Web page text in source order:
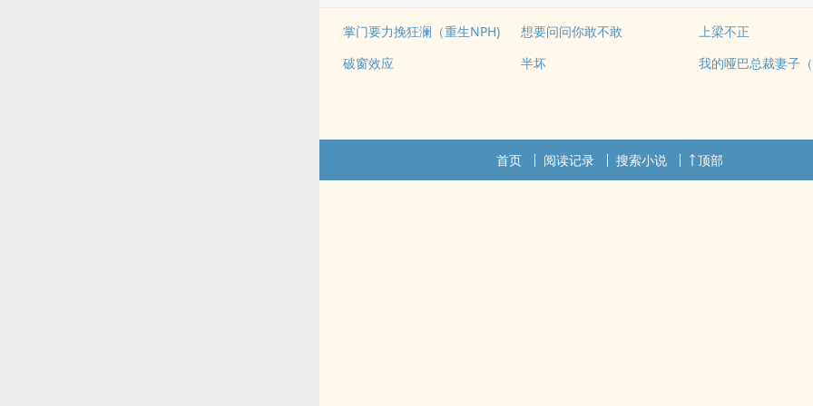
掌门要力挽狂澜（重生NPH) 想要问问你敢不敢
上梁不正
破窗效应
半坏 我的哑巴总裁妻子
首页 阅读记录 搜索小说 顶部